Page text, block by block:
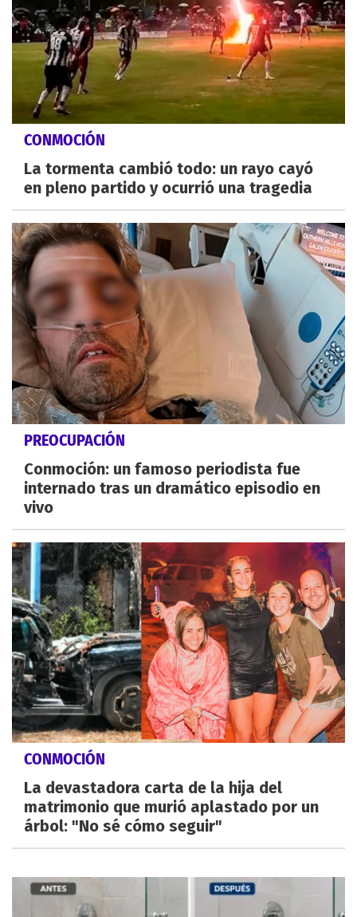
CONMOCIÓN
La tormenta cambió todo: un rayo cayó
en pleno partido y ocurrió una tragedia
PREOCUPACIÓN
Conmoción: un famoso periodista fue
internado tras un dramático episodio en
vivo
CONMOCIÓN
La devastadora carta de la hija del
matrimonio que murió aplastado por un
árbol: "No sé cómo seguir"